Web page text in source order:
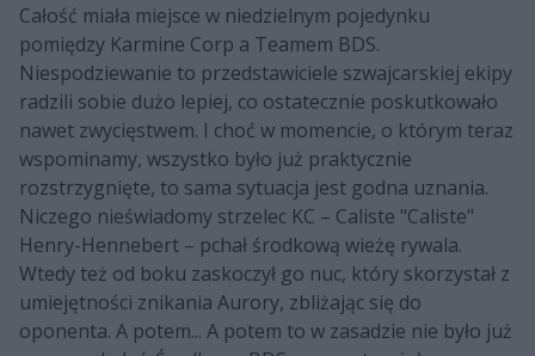
Całość miała miejsce w niedzielnym pojedynku
pomiędzy Karmine Corp a Teamem BDS.
Niespodziewanie to przedstawiciele szwajcarskiej ekipy
radzili sobie dużo lepiej, co ostatecznie poskutkowało
nawet zwycięstwem. I choć w momencie, o którym teraz
wspominamy, wszystko było już praktycznie
rozstrzygnięte, to sama sytuacja jest godna uznania.
Niczego nieświadomy strzelec KC – Caliste "Caliste"
Henry-Hennebert – pchał środkową wieżę rywala.
Wtedy też od boku zaskoczył go nuc, który skorzystał z
umiejętności znikania Aurory, zbliżając się do
oponenta. A potem... A potem to w zasadzie nie było już